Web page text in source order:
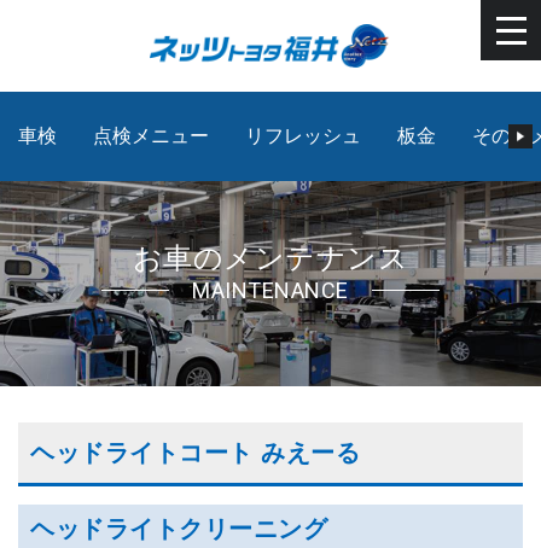
車検 点検メニュー リフレッシュ 板金 その他
お車のメンテナンス
MAINTENANCE
ヘッドライトコート みえーる
ヘッドライトクリーニング